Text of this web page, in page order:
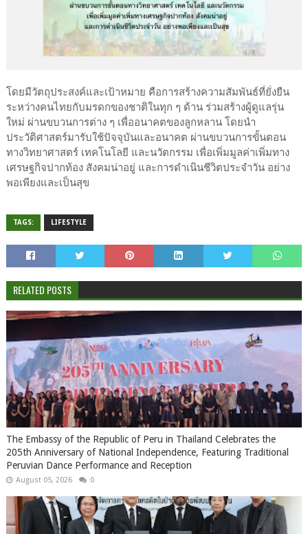
โดยมีวัตถุประสงค์และเป้าหมาย คือการสร้างความสัมพันธ์ที่ยั่งยืน
ระหว่างคนไทยกับมรดกของชาติในทุก ๆ ด้าน ร่วมสร้างผู้ดูแลรุ่น
ใหม่ ผ่านขบวนการต่าง ๆ เพื่ออนาคตของลูกหลาน โดยนำ
ประวัติศาสตร์มารับใช้ปัจจุบันและอนาคต ผ่านขบวนการขั้นตอน
ทางวิทยาศาสตร์ เทคโนโลยี และนวัตกรรม เพื่อเพิ่มมูลค่าเพิ่มทาง
เศรษฐกิจปากท้อง สังคมน่าอยู่ และการดำเนินชีวิตประจำวัน อย่าง
พอเพียงและเป็นสุข
TAGS: LIFESTYLE
RELATED POSTS
The Embassy of the Republic of Peru in Thailand Celebrates the
205th Anniversary of National Independence, Featuring Traditional
Peruvian Dance Performance and Reception
August 05, 2026 0